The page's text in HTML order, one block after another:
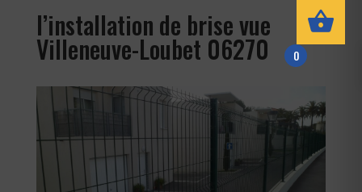
l’installation de brise vue
Villeneuve-Loubet 06270 0